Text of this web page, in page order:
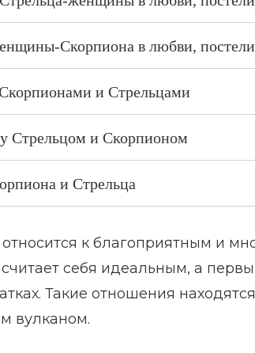
Скорпиона в любви,
и Стрельцами
Стрельцом и Скорпионом
и Стрельца
к благоприятным и
себя идеальным, а
Такие отношения
вулканом.